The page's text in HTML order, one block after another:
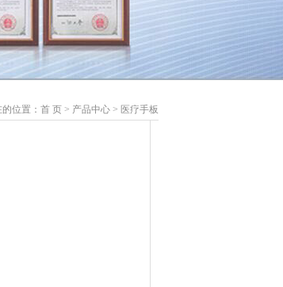
位置： 首 页 > 产品中心 > 医疗手板